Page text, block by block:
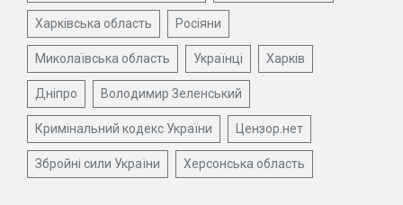
Харківська область Росіяни
Миколаївська область Українці Харків
Дніпро Володимир Зеленський
Кримінальний кодекс України Цензор.нет
Збройні сили України Херсонська область